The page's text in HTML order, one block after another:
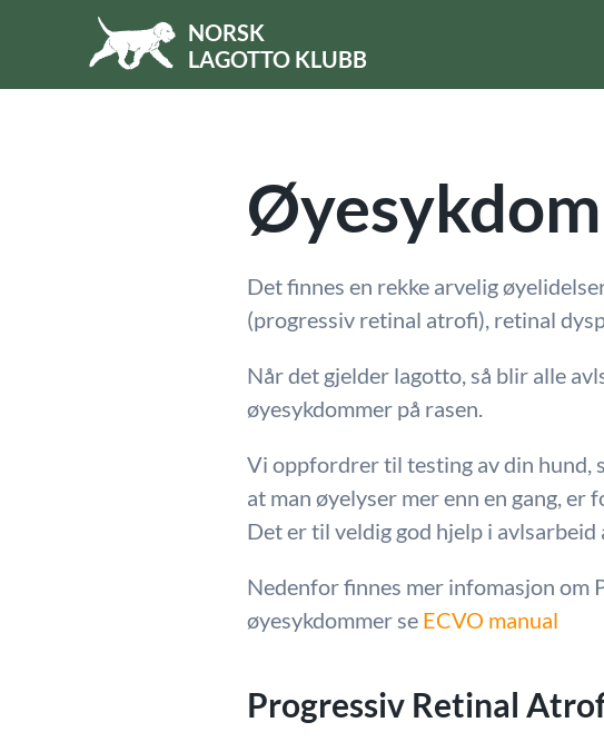
Skip to main content
NORSK
LA
GOTTO KLUBB
Det finnes en rekke arvelig
(progressiv retinal atrofi), retinal
Når det gjelder lagotto, så blir alle
øyesykdommer på rasen.
Vi oppfordrer til testing av din hund,
at man øyelyser mer enn en gang, er
Det er til veldig god hjelp i
Nedenfor finnes mer infomasjon om
øyesykdommer se ECVO manual
Progressiv Retinal